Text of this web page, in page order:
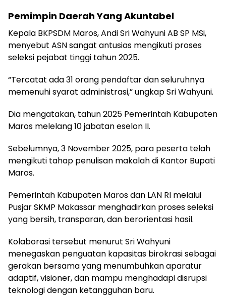
Pemimpin Daerah Yang Akuntabel
Kepala BKPSDM Maros, Andi Sri Wahyuni AB SP MSi,
menyebut ASN sangat antusias mengikuti proses
seleksi pejabat tinggi tahun 2025.
“Tercatat ada 31 orang pendaftar dan seluruhnya
memenuhi syarat administrasi,” ungkap Sri Wahyuni.
Dia mengatakan, tahun 2025 Pemerintah Kabupaten
Maros melelang 10 jabatan eselon II.
Sebelumnya, 3 November 2025, para peserta telah
mengikuti tahap penulisan makalah di Kantor Bupati
Maros.
Pemerintah Kabupaten Maros dan LAN RI melalui
Pusjar SKMP Makassar menghadirkan proses seleksi
yang bersih, transparan, dan berorientasi hasil.
Kolaborasi tersebut menurut Sri Wahyuni
menegaskan penguatan kapasitas birokrasi sebagai
gerakan bersama yang menumbuhkan aparatur
adaptif, visioner, dan mampu menghadapi disrupsi
teknologi dengan ketangguhan baru.